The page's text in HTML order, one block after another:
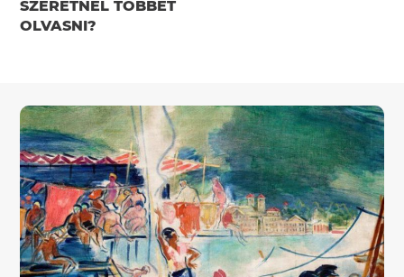
SZERETNÉL TÖBBET
OLVASNI?